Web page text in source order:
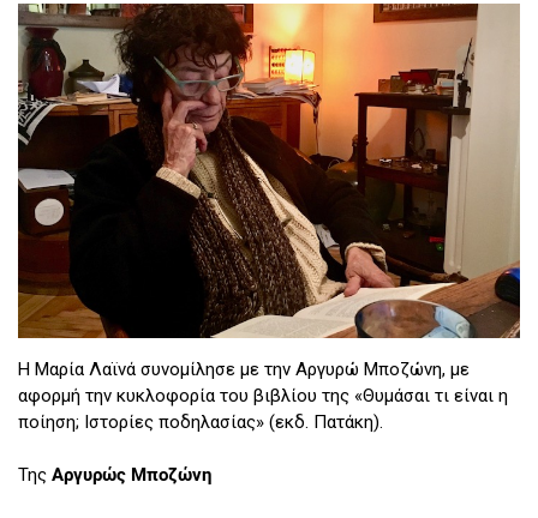
Η Μαρία Λαϊνά συνομίλησε με την Αργυρώ Μποζώνη, με
αφορμή την κυκλοφορία του βιβλίου της «Θυμάσαι τι είναι η
ποίηση; Ιστορίες ποδηλασίας» (εκδ. Πατάκη).
Της Αργυρώς Μποζώνη